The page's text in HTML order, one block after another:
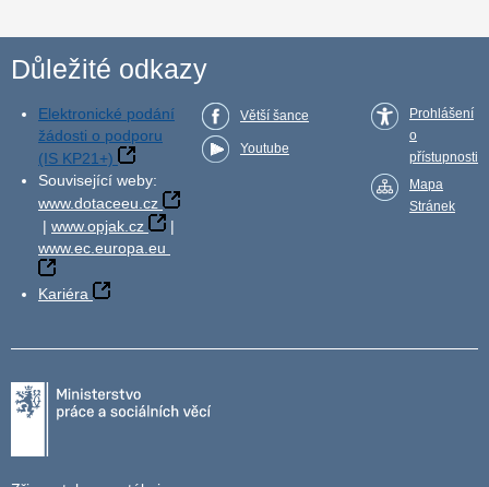
Důležité odkazy
Elektronické podání
žádosti o podporu
(IS KP21+)
Související weby:
www.dotaceeu.cz
| www.opjak.cz
|
www.ec.europa.eu
Kariéra
Větší šance
Youtube
Prohlášení
o
přístupnosti
Mapa
Stránek